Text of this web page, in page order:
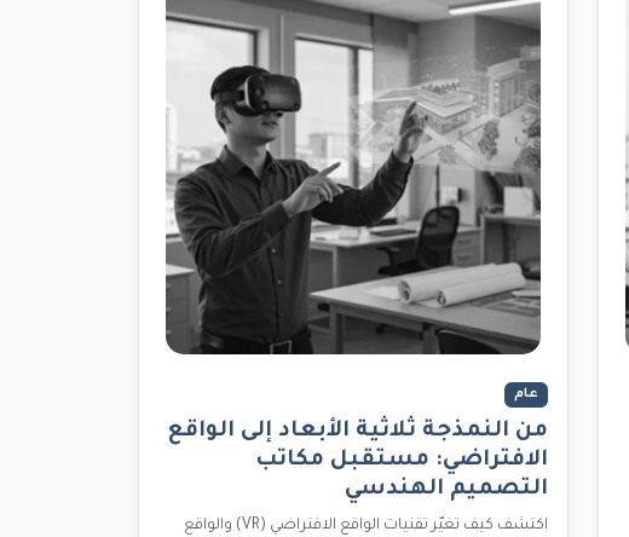
عام
من النمذجة ثلاثية الأبعاد إلى الواقع
الافتراضي: مستقبل مكاتب
التصميم الهندسي
اكتشف كيف تغيّر تقنيات الواقع الافتراضي (VR) والواقع